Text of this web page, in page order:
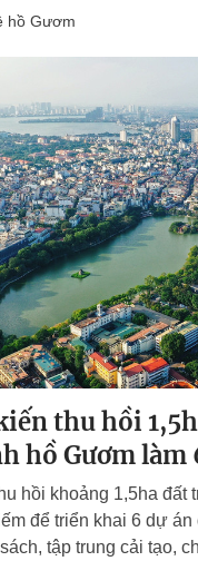
hồ Gươm
thu hồi
hồ Gươm làm
hồi khoảng 1,5ha đất
để triển khai 6 dự
tập trung cải tạo,